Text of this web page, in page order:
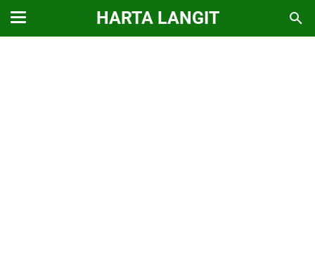
HARTA LANGIT